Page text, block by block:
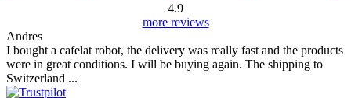
4.9
more reviews
Andres
I bought a cafelat robot, the delivery was really fast and the products
were in great conditions. I will be buying again. The shipping to
Switzerland ...